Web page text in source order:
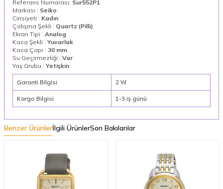
Referans Numarası: Sur552P1
Markası : Seiko
Cinsiyeti : Kadın
Çalışma Şekli : Quartz (Pilli)
Ekran Tipi : Analog
Kasa Şekli : Yuvarlak
Kasa Çapı : 30 mm
Su Geçirmezliği : Var
Yaş Grubu : Yetişkin
Garanti Bilgisi 2 Yıl
Kargo Bilgisi 1-3 iş günü
Benzer Ürünlerİlgili ÜrünlerSon Bakılanlar